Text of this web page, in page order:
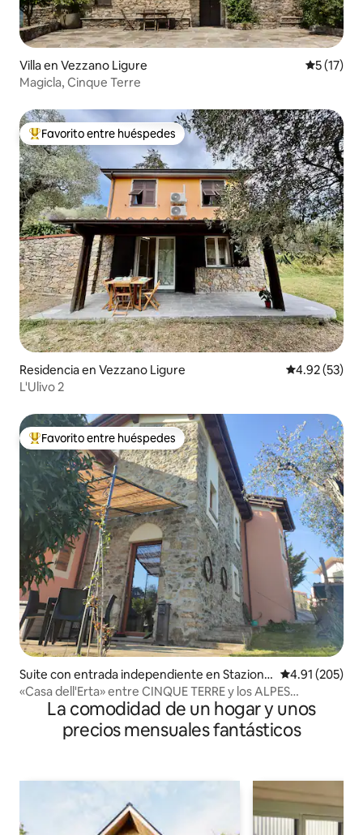
Villa en Vezzano Ligure
5 (17)
Magicla, Cinque Terre
De los mejores en Favorito entre huéspedes
Favorito entre huéspedes
Residencia en Vezzano Ligure Calificación
4.92 (53)
L'Ulivo 2
De los mejores en Favorito entre huéspedes
Favorito entre huéspedes
Suite con entrada independiente en Stazione
-Fornola
Calificación
4.91 (205)
«Casa dell'Erta» entre CINQUE TERRE y los ALPES
APUANOS
La comodidad de un hogar y unos
precios mensuales fantásticos